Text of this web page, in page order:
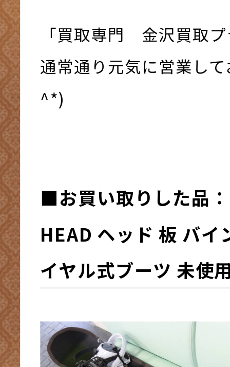
「買取専門 金沢買取
通常通り元気に営業し
^*)
■お買い取りした品
HEAD ヘッド 板 バイ
イヤル式ブーツ 未使